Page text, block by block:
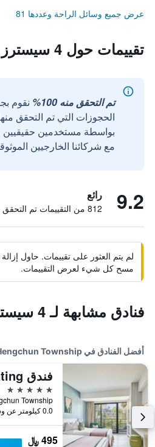
عرض جميع وسائل الراحة وعددها 81
تقييمات حول 4 سيسترز فيلا
تم التحقق منه 100%
نقوم
الحجوزات التي تم التحقق
مع شركائنا الخارجيين
9.2 رائع
812 من التقييمات تم التحقق منها
لم يتم العثور على تقييمات. حاول
مسح كل شيء لعرض التقييمات.
فنادق مشابهة لـ 4 سيسترز فيلا
أفضل الفنادق في Hengchun Township
5 نجوم
0.0 كيلومتر عن وسط المدينة
495 ﷼